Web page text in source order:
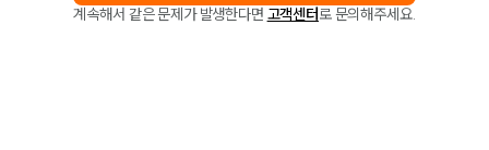
계속해서 같은 문제가 발생한다면 고객센터로 문의해주세요.